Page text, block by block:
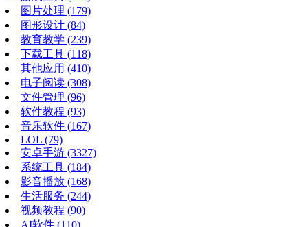
图片处理 (179)
图形设计 (84)
教育教学 (239)
下载工具 (118)
其他应用 (410)
电子阅读 (308)
文件管理 (96)
软件教程 (93)
音乐软件 (167)
LOL (79)
安卓手游 (3327)
系统工具 (184)
影音播放 (168)
生活服务 (244)
视频教程 (90)